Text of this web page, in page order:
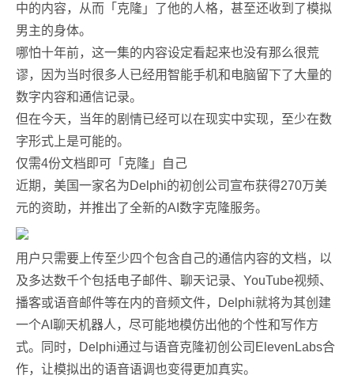
中的内容，从而「克隆」了他的人格，甚至还收到了模拟
男主的身体。
哪怕十年前，这一集的内容设定看起来也没有那么很荒
谬，因为当时很多人已经用智能手机和电脑留下了大量的
数字内容和通信记录。
但在今天，当年的剧情已经可以在现实中实现，至少在数
字形式上是可能的。
仅需4份文档即可「克隆」自己
近期，美国一家名为Delphi的初创公司宣布获得270万美
元的资助，并推出了全新的AI数字克隆服务。
用户只需要上传至少四个包含自己的通信内容的文档，以
及多达数千个包括电子邮件、聊天记录、YouTube视频、
播客或语音邮件等在内的音频文件，Delphi就将为其创建
一个AI聊天机器人，尽可能地模仿出他的个性和写作方
式。同时，Delphi通过与语音克隆初创公司ElevenLabs合
作，让模拟出的语音语调也变得更加真实。